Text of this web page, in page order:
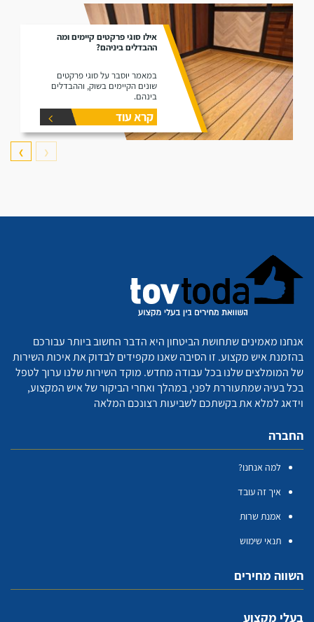
אילו סוגי פרקטים קיימים ומה
ההבדלים ביניהם?
במאמר יוסבר על סוגי פרקטים
שונים הקיימים בשוק, וההבדלים
בינהם.
קרא עוד
❮
❯
אנחנו מאמינים שתחושת הביטחון היא הדבר החשוב ביותר עבורכם
בהזמנת איש מקצוע. זו הסיבה שאנו מקפידים לבדוק את איכות השירות
של המומלצים שלנו בכל עבודה מחדש. מוקד השירות שלנו ערוך לטפל
בכל בעיה שמתעוררת לפני, במהלך ואחרי הביקור של איש המקצוע,
וידאג למלא את בקשתכם לשביעות רצונכם המלאה
החברה
למה אנחנו?
איך זה עובד
אמנת שרות
תנאי שימוש
השווה מחירים
בעלי מקצוע